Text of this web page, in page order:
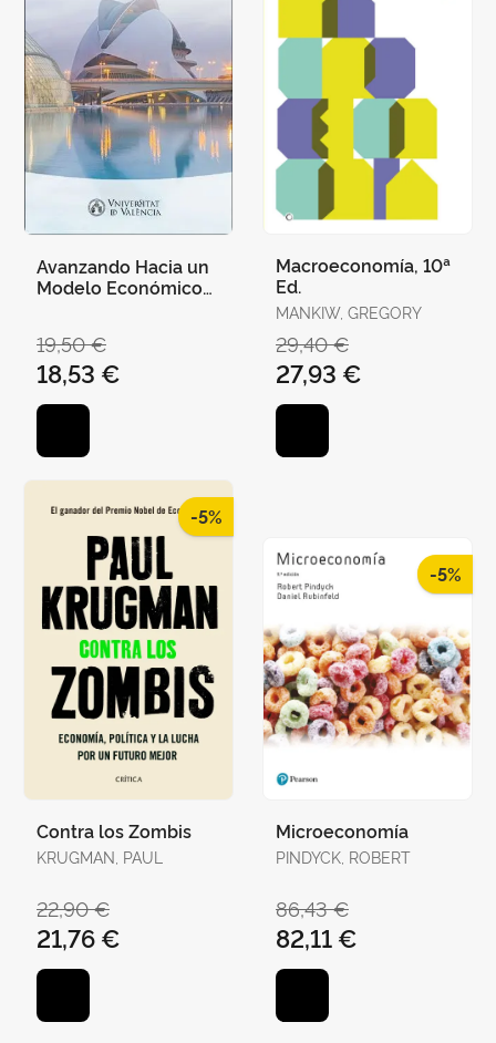
Avanzando Hacia un
Modelo Económico
19,50 €
18,53 €
Macroeconomía, 10ª
Ed.
MANKIW, GREGORY
29,40 €
27,93 €
-5%
Contra los Zombis
KRUGMAN, PAUL
22,90 €
21,76 €
-5%
Microeconomía
PINDYCK, ROBERT
86,43 €
82,11 €